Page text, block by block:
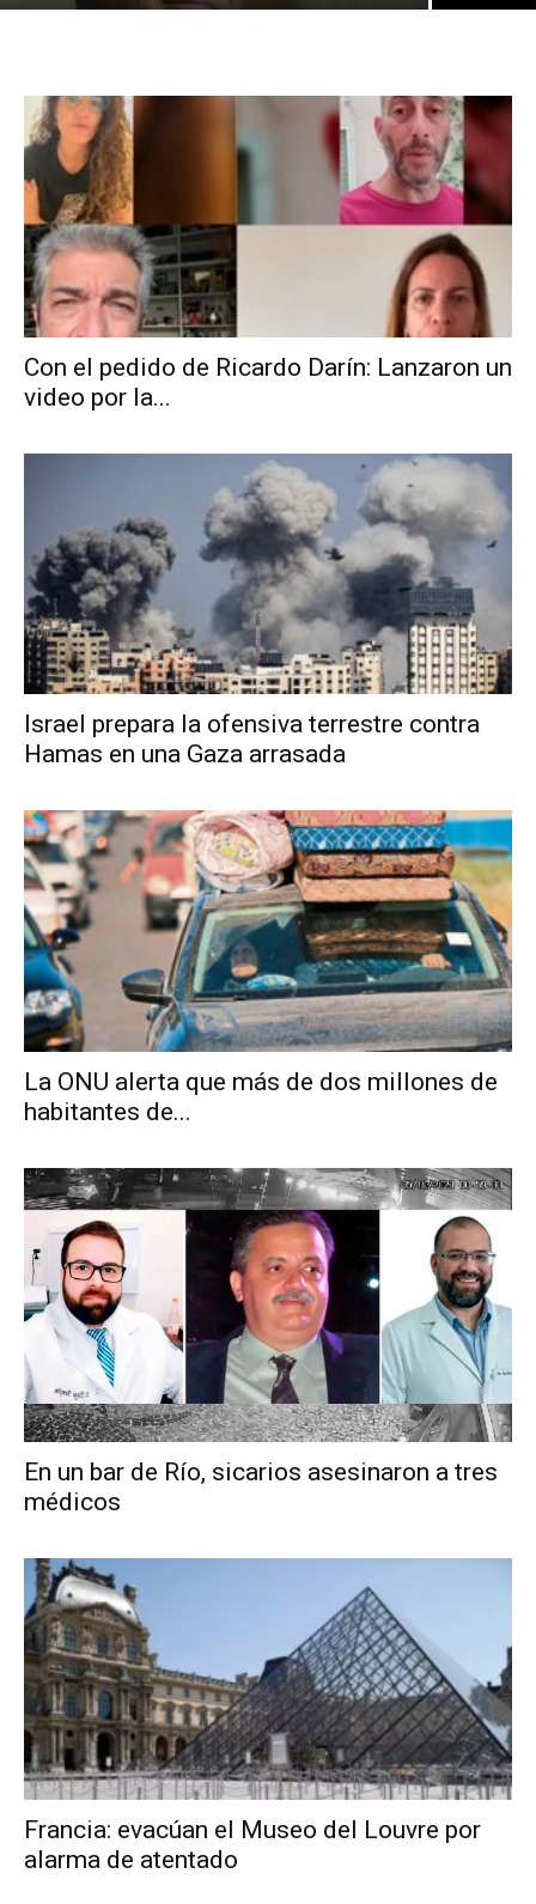
Con el pedido de Ricardo Darín: Lanzaron un
video por la...
Israel prepara la ofensiva terrestre contra
Hamas en una Gaza arrasada
La ONU alerta que más de dos millones de
habitantes de...
En un bar de Río, sicarios asesinaron a tres
médicos
Francia: evacúan el Museo del Louvre por
alarma de atentado